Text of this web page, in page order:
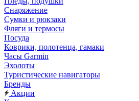
Снаряжение
Сумки и рюкзаки
Фляги и термосы
Посуда
Коврики, полотенца, гамаки
Часы Garmin
Эхолоты
Туристические навигаторы
Бренды
Акции